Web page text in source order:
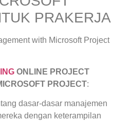
PRAKERJA
ONLINE PROJECT
PROJECT:
dasar-dasar manajemen
dengan keterampilan